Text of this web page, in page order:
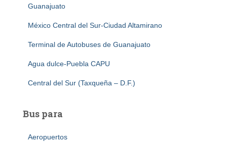
Guanajuato
México Central del Sur-Ciudad Altamirano
Terminal de Autobuses de Guanajuato
Agua dulce-Puebla CAPU
Central del Sur (Taxqueña – D.F.)
Bus para
Aeropuertos